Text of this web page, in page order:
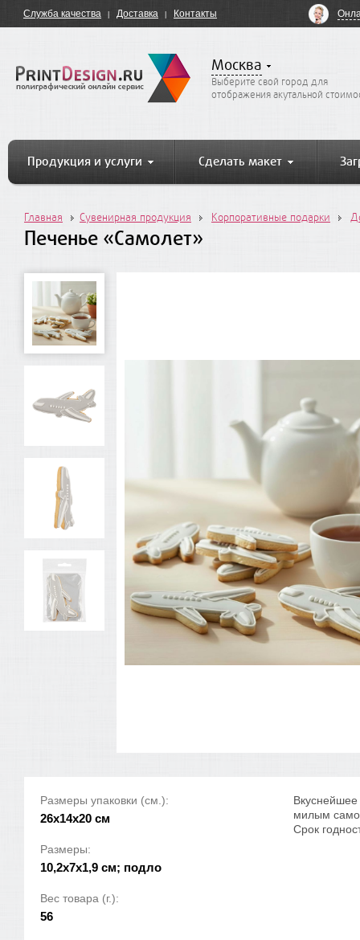
Служба качества Доставка Контакты
Москва
Выберите свой город для
отображения акутальной
Продукция и услуги Сделать макет
Главная Сувенирная продукция Корпоративные подарки
Печенье «Самолет»
Размеры упаковки (см.):
26x14x20 см
Размеры:
10,2x7x1,9 см; подло
Вес товара (г.):
56
милым
Срок